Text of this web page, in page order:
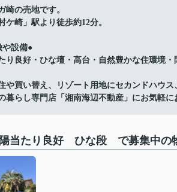
崎の売地です。
ケ崎」駅より徒歩約12分。
や設備●
り良好・ひな壇・高台・自然豊かな住環境・
や買い替え、リゾート用地にセカンドハウ
暮らし専門店「湘南海辺不動産」にお気軽に
当たり良好 ひな段 で募集中の